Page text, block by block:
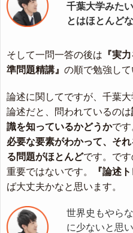
千葉大学みた
とはほとんど
そして一問一答の後は 『実
準問題精講』 の順で勉強して
論述に関してですが、千葉
論述だと、問われているのは
識を知っているかどうかです
必要な要素がわかって、そ
る問題がほとんどです。で
重要ではないです。
『論述
ば大丈夫かなと思います。
世界史もやら
に少ないと思